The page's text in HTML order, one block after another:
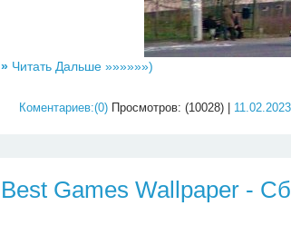
» Читать Дальше »»»»»»)
Коментариев:(0) Просмотров: (10028) | 11.02.2023
Best Games Wallpaper -